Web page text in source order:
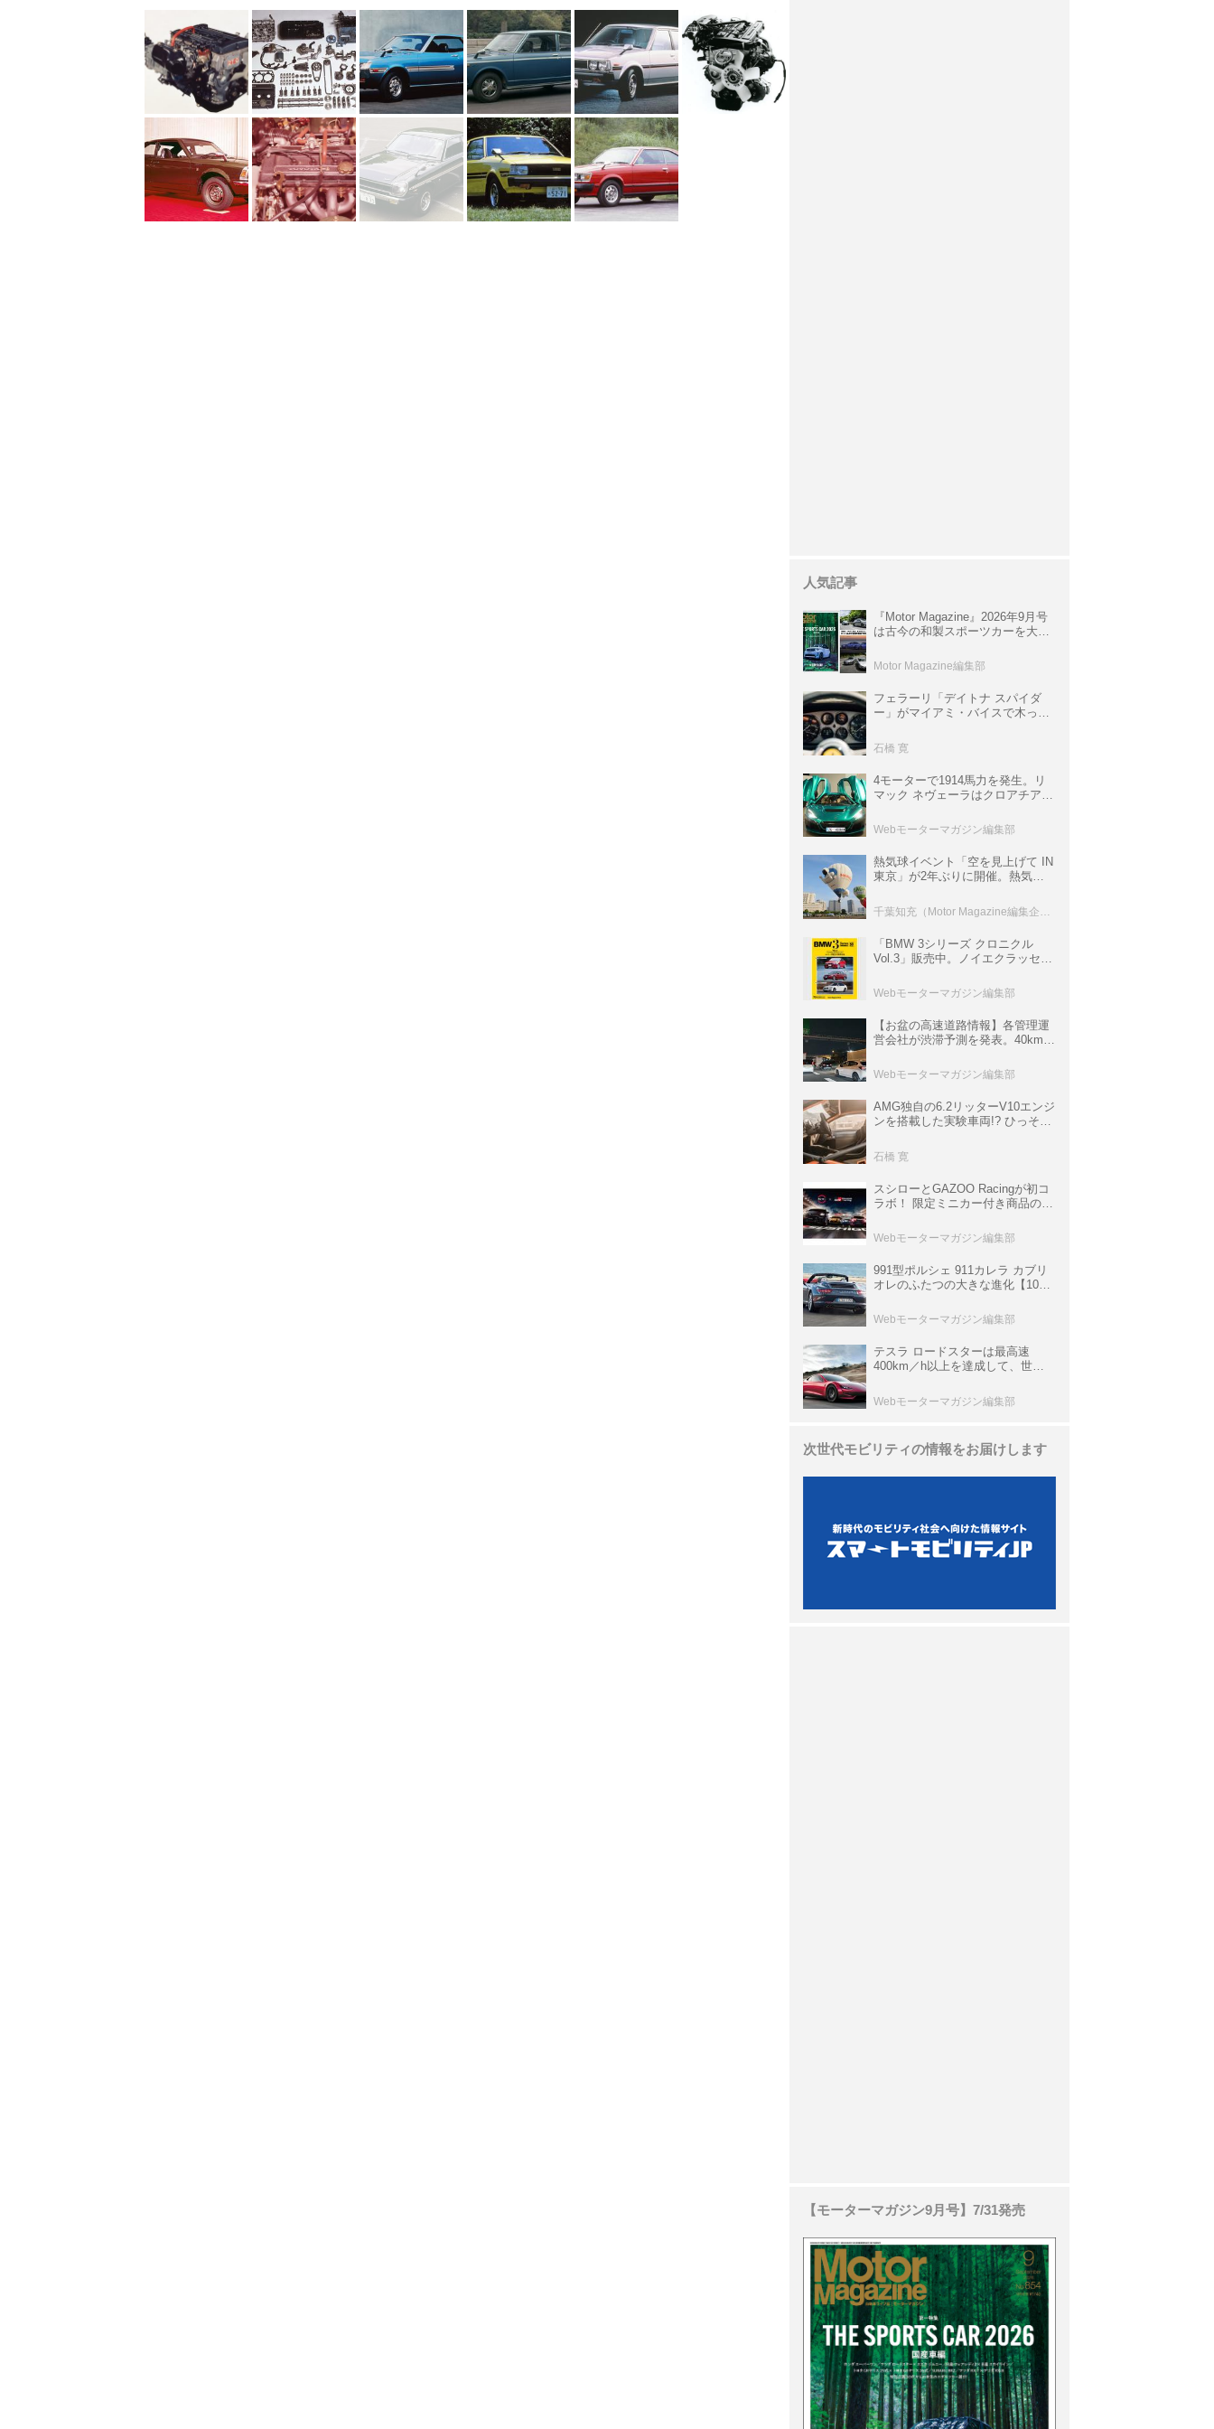
人気記事
『Motor Magazine』2026年9月号
は古今の和製スポーツカーを大特
情報も満載
Motor Magazine編集部
フェラーリ「デイトナ スパイダ
ー」がマイアミ・バイスで木っ端
サ」に化けた理由
石橋 寛
4モーターで1914馬力を発生。リ
マック ネヴェーラはクロアチア発
ロニクル・完全版／115】
Webモーターマガジン編集部
熱気球イベント「空を見上げて IN
東京」が2年ぶりに開催。熱気球
室などのコンテンツも
「BMW 3シリーズ クロニクル
Vol.3」販売中。ノイエクラッセか
ムック
Webモーターマガジン編集部
【お盆の高速道路情報】各管理運
営会社が渋滞予測を発表。40km以
数ある
Webモーターマガジン編集部
AMG独自の6.2リッターV10エンジ
ンを搭載した実験車両!? ひっそり
P900 プロトタイプ」とは
石橋 寛
スシローとGAZOO Racingが初コ
ラボ！ 限定ミニカー付き商品の
ト体験があたる抽選企画などを展
開
Webモーターマガジン編集部
991型ポルシェ 911カレラ カブリ
オレのふたつの大きな進化【10年
Webモーターマガジン編集部
テスラ ロードスターは最高速
400km／h以上を達成して、世界
ーカークロニクル・完全版／
113】
Webモーターマガジン編集部
次世代モビリティの情報をお届けします
【モーターマガジン9月号】7/31発売